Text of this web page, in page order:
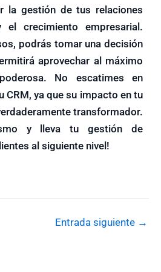
la gestión de tus relaciones
crecimiento empresarial.
podrás tomar una decisión
aprovechar al máximo
No escatimes en
CRM, ya que su impacto en tu
transformador.
y lleva tu gestión de
al siguiente nivel!
Entrada siguiente →